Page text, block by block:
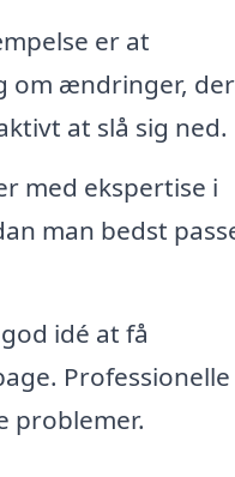
er at
om ændringer, der
at slå sig ned.
med ekspertise i
man bedst
idé at få
Professionelle
problemer.